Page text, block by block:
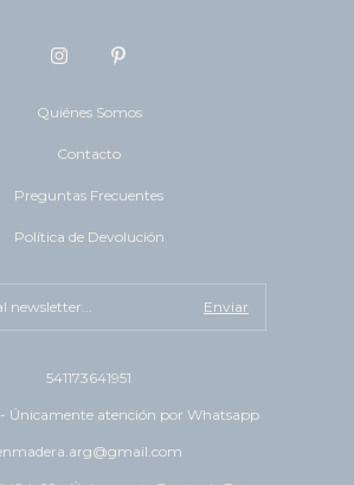
Quiénes Somos
Contacto
Preguntas Frecuentes
Política de Devolución
541173641951
- Únicamente atención por Whatsapp